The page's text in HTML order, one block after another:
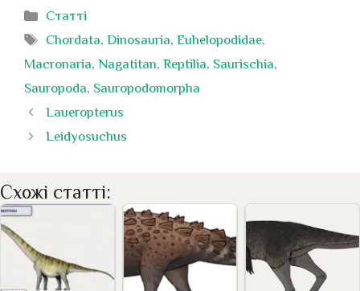
Категорії
Статті
Позначки
Chordata,Dinosauria,Euhelopodidae,
Macronaria, Nagatitan, Reptilia, Saurischia,
Sauropoda, Sauropodomorpha
Laueropterus
Leidyosuchus
Схожі статті: